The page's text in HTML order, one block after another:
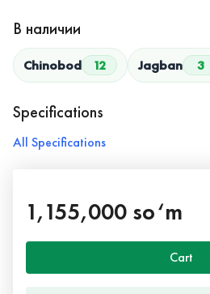
В наличии
Chinobod 12 Jagban 3
Specifications
All Specifications
1,155,000 so‘m
Cart